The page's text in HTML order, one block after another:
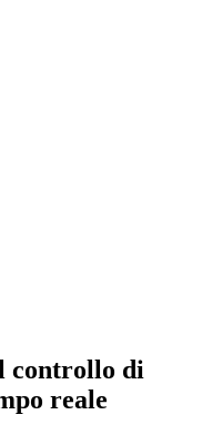
controllo di
reale